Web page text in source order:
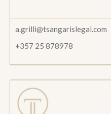
a.grilli@tsangarislegal.com
+357 25 878978